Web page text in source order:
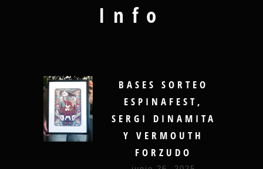
Info
BASES SORTEO
ESPINAFEST,
SERGI DINAMITA
Y VERMOUTH
FORZUDO